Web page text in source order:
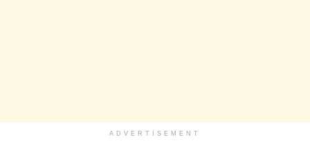
ADVERTISEMENT